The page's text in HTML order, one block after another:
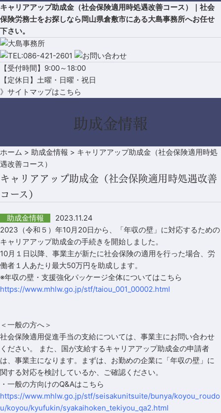
キャリアアップ助成金（社会保険適用時処遇改善コース）｜社会
保険労務士をお探しなら岡山県倉敷市にある大島事務所へお任せ
下さい。
【受付時間】9:00～18:00
【定休日】土曜・日曜・祝日
》サイトマップはこちら
助成金情報
ホーム > 助成金情報 > キャリアアップ助成金（社会保険適用時処
遇改善コース）
キャリアアップ助成金（社会保険適用時処遇改善
コース）
助成金情報
2023.11.24
2023（令和５）年10月20日から、「年収の壁」に対応するための
キャリアアップ助成金の手続きを開始しました。
10月１日以降、事業主が新たに社会保険の適用を行った場合、労
働者１人あたり最大50万円を助成します。
※年収の壁・支援強化パッケージ全体についてはこちら
https://www.mhlw.go.jp/stf/taiou_001_00002.html
＜一般の方へ＞
社会保険適用促進手当の支給については、事業主にお問い合わせ
ください。 また、国が支給するキャリアアップ助成金の申請者
は、事業主になります。まずは、お勤めの企業に「年収の壁」に
関する対応を検討しているか、ご確認ください。
・一般の方向けのQ&Aはこちら
https://www.mhlw.go.jp/stf/seisakunitsuite/bunya/koyou_roudo
u/koyou/kyufukin/syakaihoken_tekiyou_qa2.html